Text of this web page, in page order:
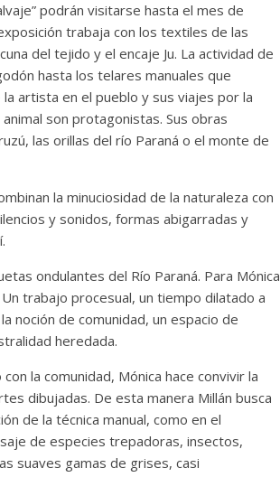
podrán visitarse hasta el mes de
trabaja con los textiles de las
del tejido y el encaje Ju. La actividad de
hasta los telares manuales que
artista en el pueblo y sus viajes por la
son protagonistas. Sus obras
las orillas del río Paraná o el monte de
la minuciosidad de la naturaleza con
y sonidos, formas abigarradas y
ondulantes del Río Paraná. Para Mónica
trabajo procesual, un tiempo dilatado a
noción de comunidad, un espacio de
heredada.
la comunidad, Mónica hace convivir la
dibujadas. De esta manera Millán busca
de la técnica manual, como en el
de especies trepadoras, insectos,
suaves gamas de grises, casi